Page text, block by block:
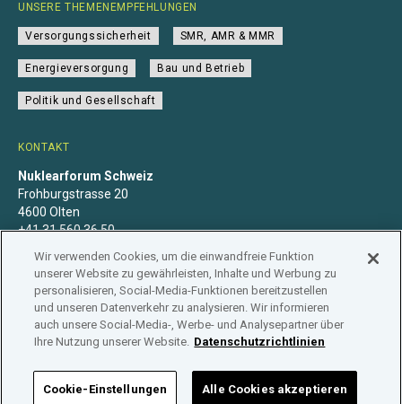
KONTAKT
Nuklearforum Schweiz
Frohburgstrasse 20
4600 Olten
+41 31 560 36 50
UNSERE THEMENEMPFEHLUNGEN
Versorgungssicherheit SMR, AMR & MMR
Energieversorgung Bau und Betrieb
Politik und Gesellschaft
Datenschutzerklärung Impressum Mitgliedschaft
Branchenregister
NUKLEARFORUM SCHWEIZ © 2026
Wir verwenden Cookies, um die einwandfreie Funktion
unserer Website zu gewährleisten, Inhalte und Werbung zu
personalisieren, Social-Media-Funktionen bereitzustellen
und unseren Datenverkehr zu analysieren. Wir informieren
auch unsere Social-Media-, Werbe- und Analysepartner über
Ihre Nutzung unserer Website. Datenschutzrichtlinien
Cookie-Einstellungen Alle Cookies akzeptieren